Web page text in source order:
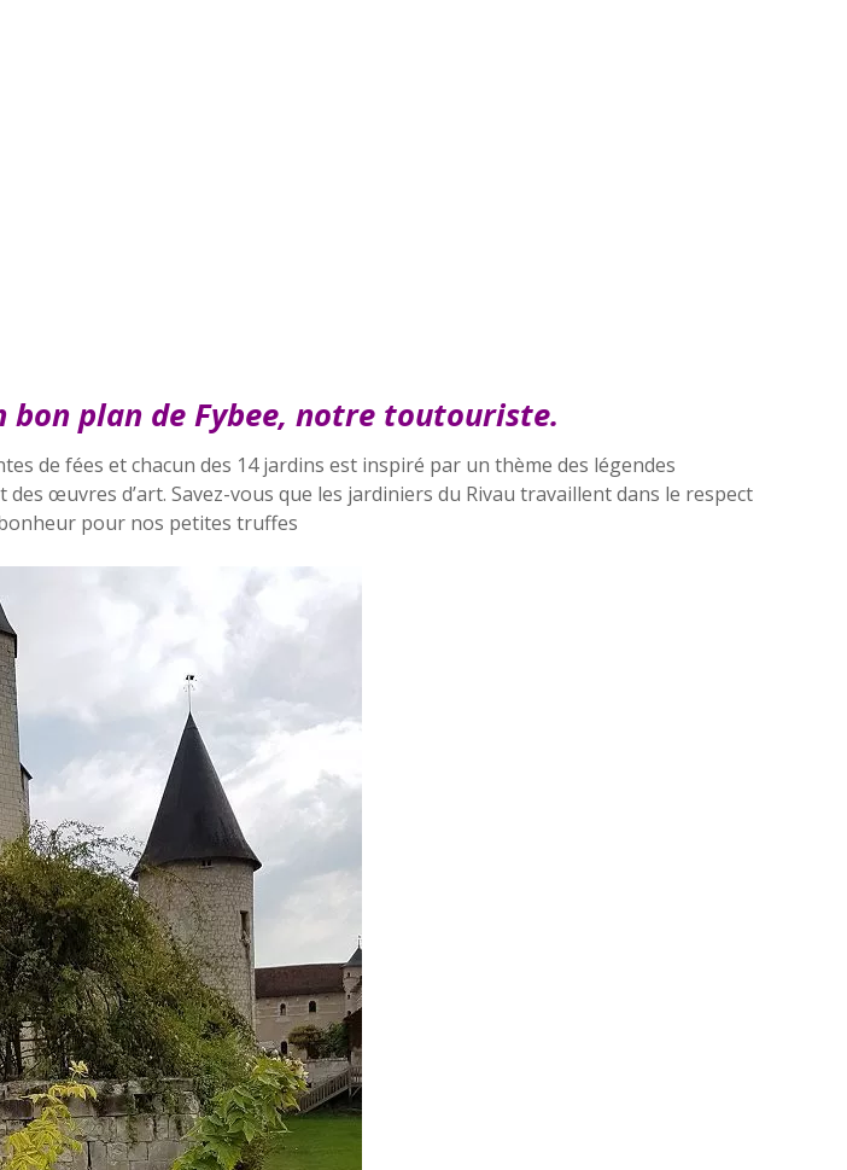
bon plan de Fybee, notre toutouriste.
de fées et chacun des 14 jardins est inspiré par un thème des légendes
œuvres d’art. Savez-vous que les jardiniers du Rivau travaillent dans le respect
pour nos petites truffes